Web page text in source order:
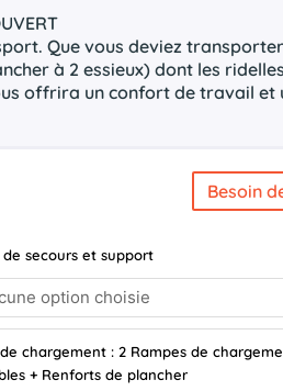
Que vous deviez
à 2 essieux) dont les
offrira un confort de travail et
Besoin
de secours et support
chargement : 2 Rampes de
+ Renforts de plancher